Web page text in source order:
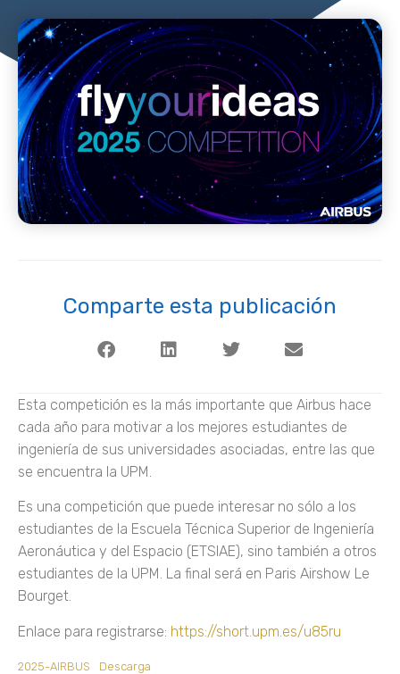
Comparte esta publicación
Esta competición es la más importante que Airbus hace
cada año para motivar a los mejores estudiantes de
ingeniería de sus universidades asociadas, entre las que
se encuentra la UPM.
Es una competición que puede interesar no sólo a los
estudiantes de la Escuela Técnica Superior de Ingeniería
Aeronáutica y del Espacio (ETSIAE), sino también a otros
estudiantes de la UPM. La final será en Paris Airshow Le
Bourget.
Enlace para registrarse: https://short.upm.es/u85ru
2025-AIRBUS Descarga